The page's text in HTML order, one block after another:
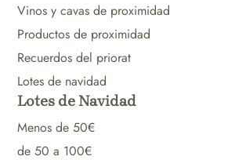
Vinos y cavas de proximidad
Productos de proximidad
Recuerdos del priorat
Lotes de navidad
Lotes de Navidad
Menos de 50€
de 50 a 100€